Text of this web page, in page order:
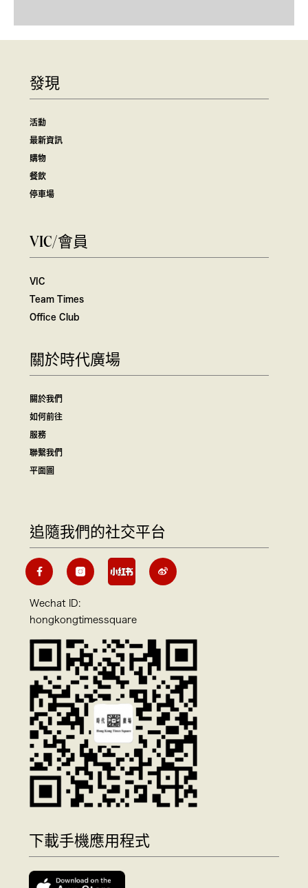
發現
活動
最新資訊
購物
餐飲
停車場
VIC/會員
VIC
Team Times
Office Club
關於時代廣場
關於我們
如何前往
服務
聯繫我們
平面圖
追隨我們的社交平台
Wechat ID:
hongkongtimessquare
下載手機應用程式